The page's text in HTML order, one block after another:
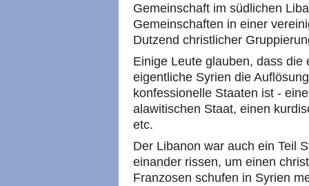
Gemeinschaft im südlichen
Gemeinschaften in einer
Dutzend christlicher
Einige Leute glauben, dass
eigentliche Syrien die
konfessionelle Staaten ist -
alawitischen Staat, einen
etc.
Der Libanon war auch ein Teil
einander rissen, um einen
Franzosen schufen in Syrien